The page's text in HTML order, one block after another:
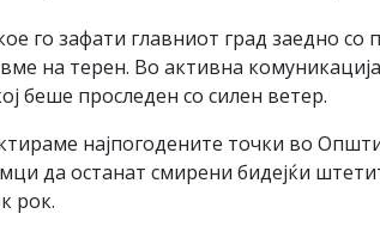
го зафати главниот град заедно
на терен. Во активна
беше проследен со силен ветер.
најпогодените точки во
да останат смирени бидејќи
рок.